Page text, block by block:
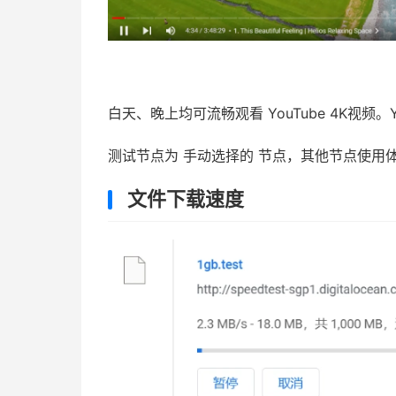
白天、晚上均可流畅观看 YouTube 4K视频
测试节点为 手动选择的 节点，其他节点使用
文件下载速度